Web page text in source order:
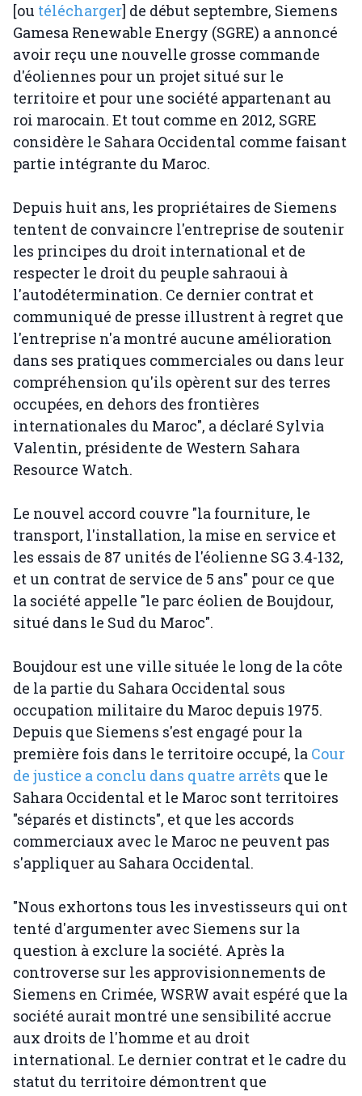
[ou télécharger] de début septembre, Siemens
Gamesa Renewable Energy (SGRE) a annoncé
avoir reçu une nouvelle grosse commande
d'éoliennes pour un projet situé sur le
territoire et pour une société appartenant au
roi marocain. Et tout comme en 2012, SGRE
considère le Sahara Occidental comme faisant
partie intégrante du Maroc.
Depuis huit ans, les propriétaires de Siemens
tentent de convaincre l'entreprise de soutenir
les principes du droit international et de
respecter le droit du peuple sahraoui à
l'autodétermination. Ce dernier contrat et
communiqué de presse illustrent à regret que
l'entreprise n'a montré aucune amélioration
dans ses pratiques commerciales ou dans leur
compréhension qu'ils opèrent sur des terres
occupées, en dehors des frontières
internationales du Maroc", a déclaré Sylvia
Valentin, présidente de Western Sahara
Resource Watch.
Le nouvel accord couvre "la fourniture, le
transport, l'installation, la mise en service et
les essais de 87 unités de l'éolienne SG 3.4-132,
et un contrat de service de 5 ans" pour ce que
la société appelle "le parc éolien de Boujdour,
situé dans le Sud du Maroc".
Boujdour est une ville située le long de la côte
de la partie du Sahara Occidental sous
occupation militaire du Maroc depuis 1975.
Depuis que Siemens s'est engagé pour la
première fois dans le territoire occupé, la Cour
de justice a conclu dans quatre arrêts que le
Sahara Occidental et le Maroc sont territoires
"séparés et distincts", et que les accords
commerciaux avec le Maroc ne peuvent pas
s'appliquer au Sahara Occidental.
"Nous exhortons tous les investisseurs qui ont
tenté d'argumenter avec Siemens sur la
question à exclure la société. Après la
controverse sur les approvisionnements de
Siemens en Crimée, WSRW avait espéré que la
société aurait montré une sensibilité accrue
aux droits de l'homme et au droit
international. Le dernier contrat et le cadre du
statut du territoire démontrent que